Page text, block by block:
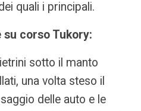
quali i principali.
corso Tukory:
sotto il manto
una volta steso il
delle auto e le